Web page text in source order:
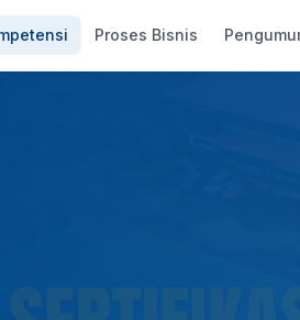
Proses Bisnis